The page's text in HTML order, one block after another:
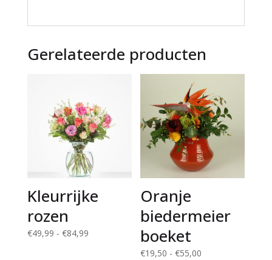
Gerelateerde producten
Kleurrijke
rozen
€49,99 - €84,99Prijsklasse:
Oranje
biedermeier
boeket
€19,50 - €55,00